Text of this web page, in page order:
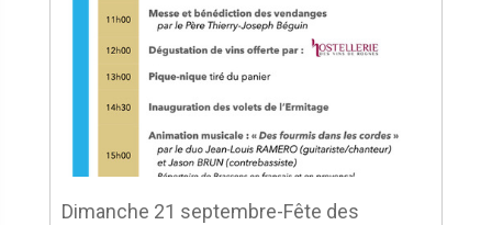
Dimanche 21 septembre-Fête des